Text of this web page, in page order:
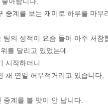
중계를 보는 재미로 하루를 마무
팀의 성적이 요즘 들어 아주 처참
를 달리고 있었는데
시작하더니
채 연일 허우적거리고 있습니다.
중계를 볼 맛이 안 납니다.